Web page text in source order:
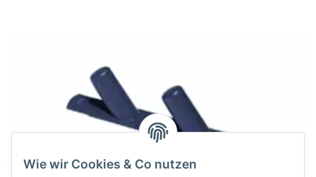
Wie wir Cookies & Co nutzen